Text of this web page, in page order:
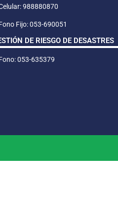
988880870
Fijo: 053-690051
DE RIESGO DE DESASTRES
053-635379